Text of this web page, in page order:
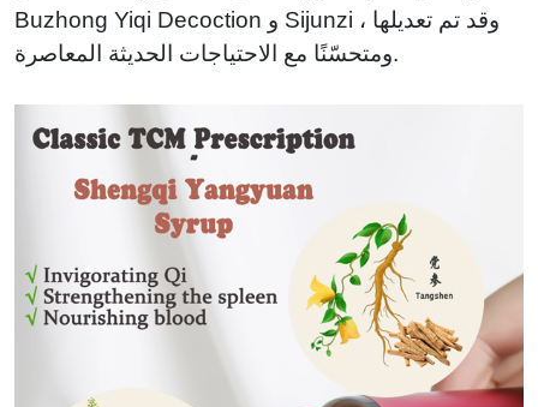
Buzhong Yiqi Decoction و Sijunzi ، وقد تم تعديلها
ومتحسّنًا مع الاحتياجات الحديثة المعاصرة.